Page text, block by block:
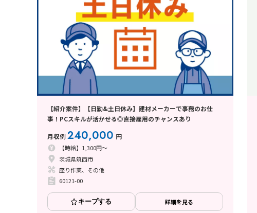
【紹介案件】【日勤&土日休み】建材メーカーで事務のお仕
事！PCスキルが活かせる◎直接雇用のチャンスあり
月収例240,000 円
【時給】1,300円～
茨城県筑西市
座り作業、その他
60121-00
キープする 詳細を見る